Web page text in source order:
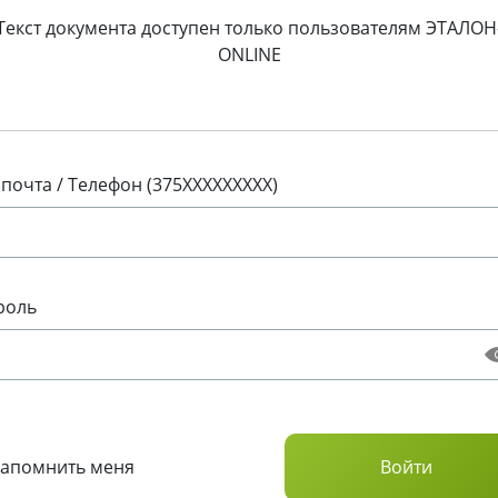
документа доступен только пользователям
ONLINE
/ Телефон (375XXXXXXXXX)
меня